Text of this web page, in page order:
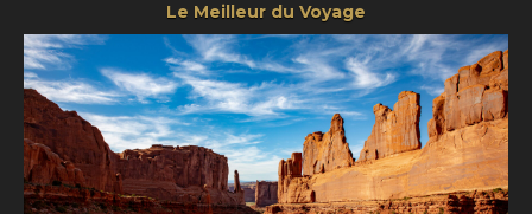
Le Meilleur du Voyage